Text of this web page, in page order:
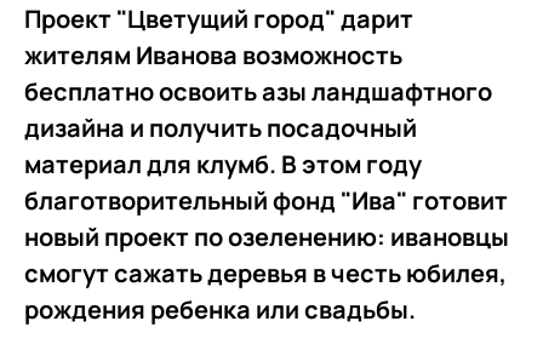
Проект "Цветущий город" дарит
жителям Иванова возможность
бесплатно освоить азы ландшафтного
дизайна и получить посадочный
материал для клумб. В этом году
благотворительный фонд "Ива" готовит
новый проект по озеленению: ивановцы
смогут сажать деревья в честь юбилея,
рождения ребенка или свадьбы.